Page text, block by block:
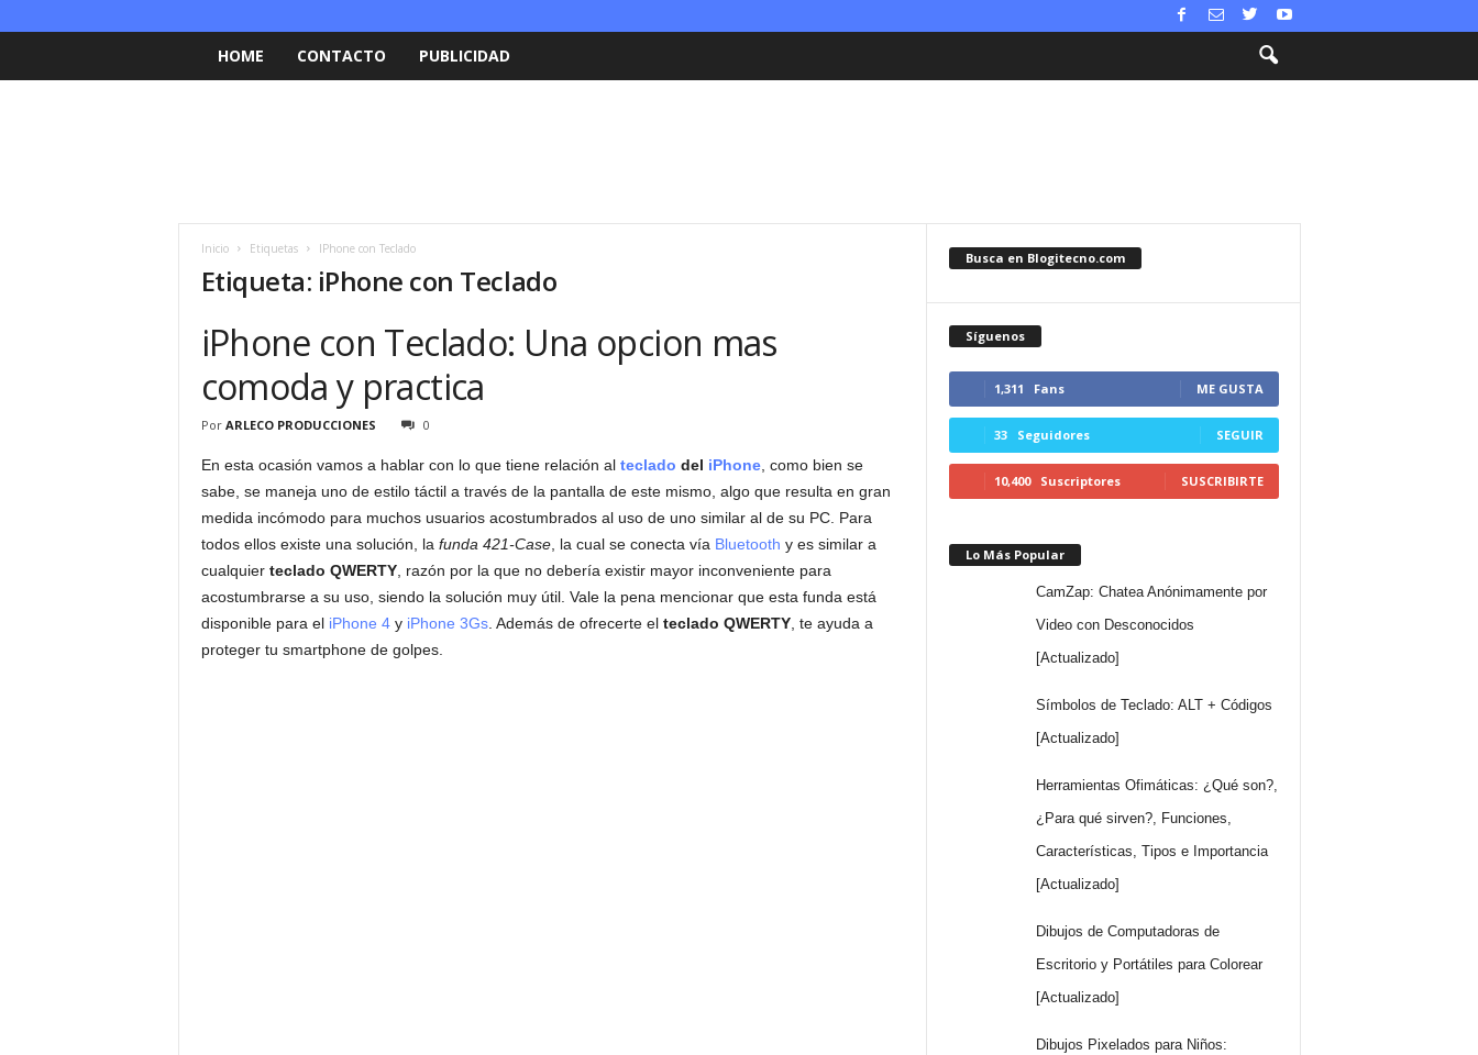
HOME CONTACTO PUBLICIDAD
Inicio Etiquetas IPhone con Teclado
Etiqueta: iPhone con Teclado
iPhone con Teclado: Una opcion mas
comoda y practica
Por ARLECO PRODUCCIONES 0
En esta ocasión vamos a hablar con lo que tiene relación al teclado del iPhone, como bien se
sabe, se maneja uno de estilo táctil a través de la pantalla de este mismo, algo que resulta en gran
medida incómodo para muchos usuarios acostumbrados al uso de uno similar al de su PC. Para
todos ellos existe una solución, la funda 421-Case, la cual se conecta vía Bluetooth y es similar a
cualquier teclado QWERTY, razón por la que no debería existir mayor inconveniente para
acostumbrarse a su uso, siendo la solución muy útil. Vale la pena mencionar que esta funda está
disponible para el iPhone 4y iPhone 3Gs. Además de ofrecerte el teclado QWERTY, te ayuda a
proteger tu smartphone de golpes.
Busca en Blogitecno.com
Síguenos
1,311 Fans ME GUSTA
33 Seguidores SEGUIR
10,400 Suscriptores SUSCRIBIRTE
Lo Más Popular
CamZap: Chatea Anónimamente por
Video con Desconocidos
[Actualizado]
Símbolos de Teclado: ALT + Códigos
[Actualizado]
Herramientas Ofimáticas: ¿Qué son?,
¿Para qué sirven?, Funciones,
Características, Tipos e Importancia
[Actualizado]
Dibujos de Computadoras de
Escritorio y Portátiles para Colorear
[Actualizado]
Dibujos Pixelados para Niños: